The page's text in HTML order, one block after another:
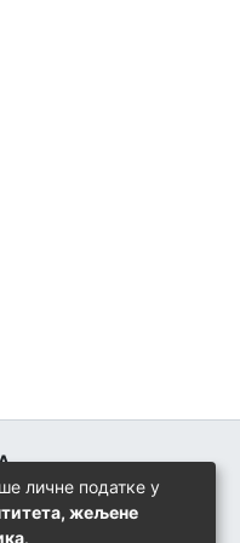
личне податке у
жељене
.